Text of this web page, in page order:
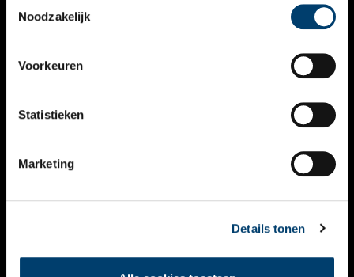
Noodzakelijk
Voorkeuren
Statistieken
Marketing
Details tonen
VERHALEN
KALENDER
THEMA’S
VIDEO’S
CONTACT